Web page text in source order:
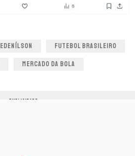
EDENÍLSON FUTEBOL BRASILEIRO
MERCADO DA BOLA
PUBLICIDADE